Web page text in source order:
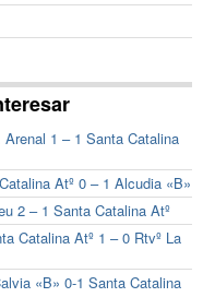
1 – 1 Santa Catalina
Atº 0 – 1 Alcudia «B»
2 – 1 Santa Catalina Atº
Catalina Atº 1 – 0 Rtvº La
«B» 0-1 Santa Catalina